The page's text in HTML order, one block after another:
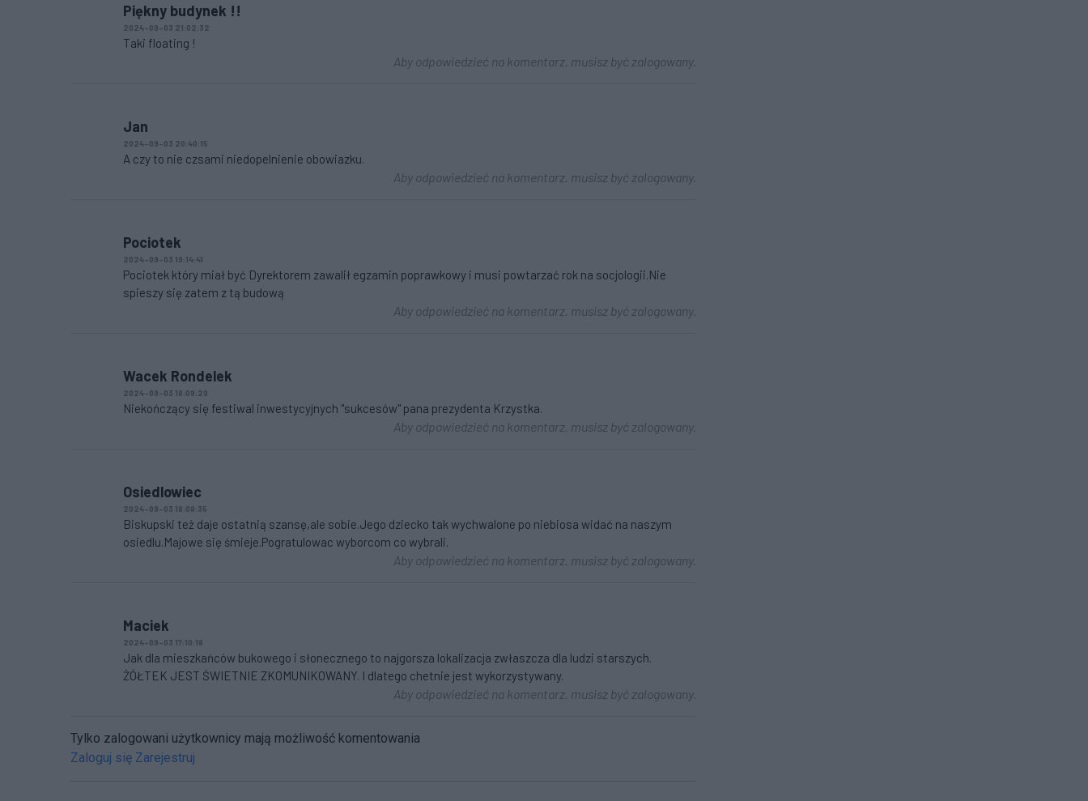
Piękny budynek !!
2024-09-03 21:02:32
Taki floating !
Aby odpowiedzieć na komentarz, musisz być zalogowany.
Jan
2024-09-03 20:40:15
A czy to nie czsami niedopelnienie obowiazku.
Aby odpowiedzieć na komentarz, musisz być zalogowany.
Pociotek
2024-09-03 19:14:41
Pociotek który miał być Dyrektorem zawalił egzamin poprawkowy i musi powtarzać rok na socjologii.Nie
spieszy się zatem z tą budową
Aby odpowiedzieć na komentarz, musisz być zalogowany.
Wacek Rondelek
2024-09-03 18:09:29
Niekończący się festiwal inwestycyjnych "sukcesów" pana prezydenta Krzystka.
Aby odpowiedzieć na komentarz, musisz być zalogowany.
Osiedlowiec
2024-09-03 18:08:35
Biskupski też daje ostatnią szansę,ale sobie.Jego dziecko tak wychwalone po niebiosa widać na naszym
osiedlu.Majowe się śmieje.Pogratulowac wyborcom co wybrali.
Aby odpowiedzieć na komentarz, musisz być zalogowany.
Maciek
2024-09-03 17:10:18
Jak dla mieszkańców bukowego i słonecznego to najgorsza lokalizacja zwłaszcza dla ludzi starszych.
ŻÓŁTEK JEST ŚWIETNIE ZKOMUNIKOWANY. I dlatego chetnie jest wykorzystywany.
Aby odpowiedzieć na komentarz, musisz być zalogowany.
Tylko zalogowani użytkownicy mają możliwość komentowania
Zaloguj się Zarejestruj